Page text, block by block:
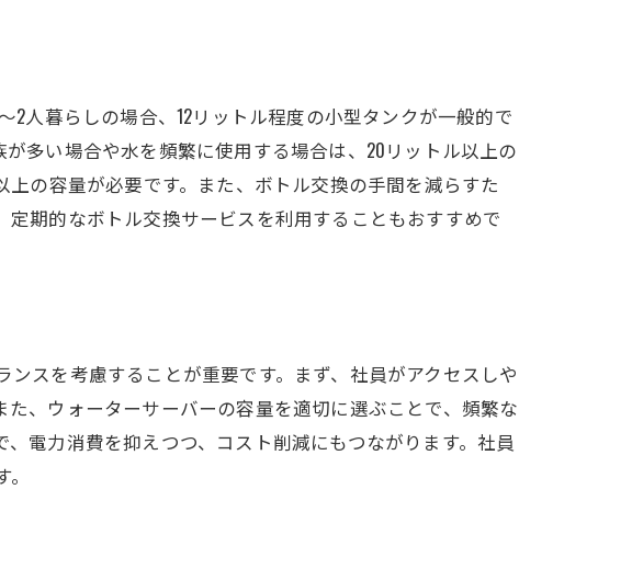
人暮らしの場合、12リットル程度の小型タンクが一般的で
多い場合や水を頻繁に使用する場合は、20リットル以上の
の容量が必要です。また、ボトル交換の手間を減らすた
期的なボトル交換サービスを利用することもおすすめで
スを考慮することが重要です。まず、社員がアクセスしや
、ウォーターサーバーの容量を適切に選ぶことで、頻繁な
電力消費を抑えつつ、コスト削減にもつながります。社員